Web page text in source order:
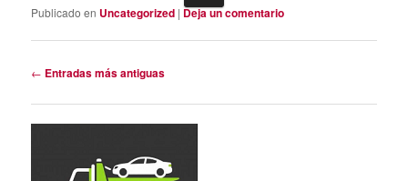
Publicado en Uncategorized | Deja un comentario
Navegación
entradas
← Entradas más antiguas